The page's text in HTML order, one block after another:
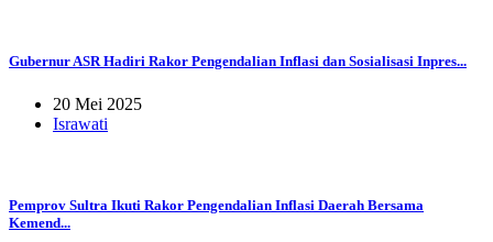
Gubernur ASR Hadiri Rakor Pengendalian Inflasi dan Sosialisasi Inpres...
20 Mei 2025
Israwati
Pemprov Sultra Ikuti Rakor Pengendalian Inflasi Daerah Bersama
Kemend...